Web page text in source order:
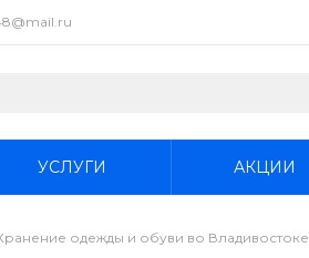
УСЛУГИ АКЦИИ
одежды и обуви во Владивостоке